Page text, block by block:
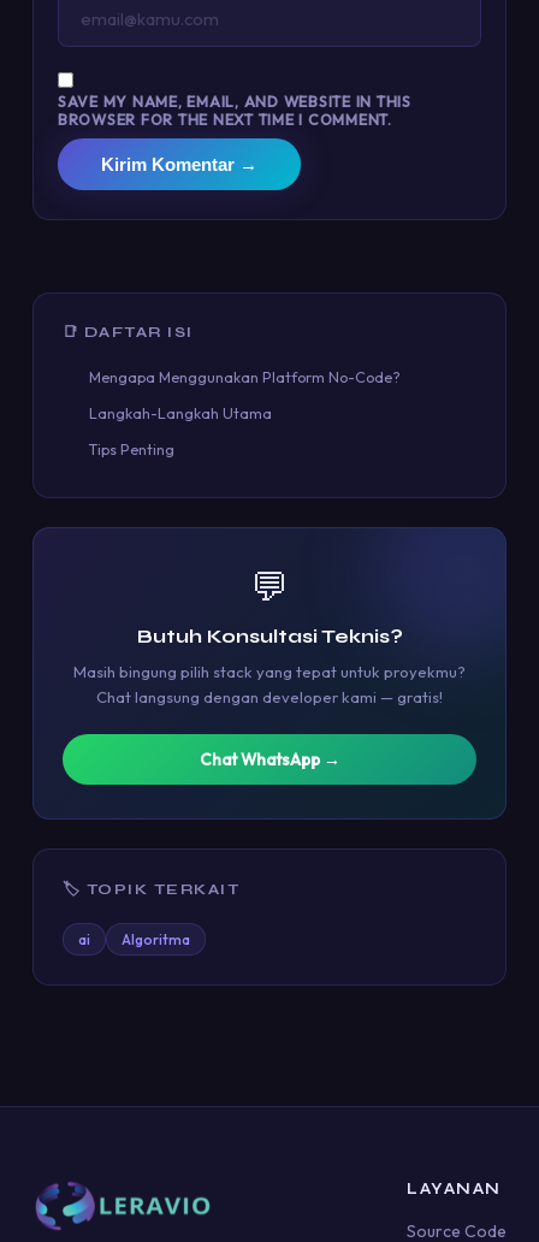
SAVE MY NAME, EMAIL, AND WEBSITE IN THIS
BROWSER FOR THE NEXT TIME I COMMENT.
Kirim Komentar →
📑 DAFTAR ISI
Mengapa Menggunakan Platform No-Code?
Langkah-Langkah Utama
Tips Penting
💬
Butuh Konsultasi Teknis?
Masih bingung pilih stack yang tepat untuk proyekmu?
Chat langsung dengan developer kami — gratis!
Chat WhatsApp →
🏷 TOPIK TERKAIT
ai Algoritma
LAYANAN
Source Code